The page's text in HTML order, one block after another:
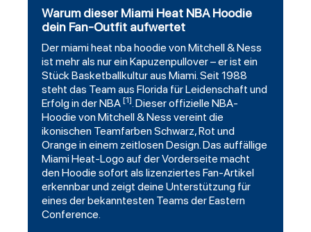
Warum dieser Miami Heat NBA Hoodie
dein Fan-Outfit aufwertet
Dermiami heat nbahoodie vonMitchell& Ness
ist mehr als nur ein Kapuzenpullover – er ist ein
Stück Basketballkultur aus Miami. Seit 1988
steht das Team aus Florida für Leidenschaft und
Erfolg in der NBA [1]. Dieser offizielle NBA-
Hoodie von Mitchell & Ness vereint die
ikonischen Teamfarben Schwarz, Rot und
Orange in einem zeitlosen Design. Das auffällige
Miami Heat-Logo auf der Vorderseite macht
den Hoodie sofort als lizenziertes Fan-Artikel
erkennbar und zeigt deine Unterstützung für
eines der bekanntesten Teams der Eastern
Conference.